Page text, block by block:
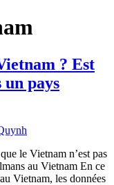
? Est
un pays
le Vietnam n’est pas
au Vietnam En ce
Vietnam, les données